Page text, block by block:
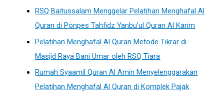
RSQ Baitussalam Menggelar Pelatihan Menghafal Al
Quran di Ponpes Tahfidz Yanbu’ul Quran Al Karim
Pelatihan Menghafal Al Quran Metode Tikrar di
Masjid Raya Bani Umar oleh RSQ Tiara
Rumah Syaamil Quran Al Amin Menyelenggarakan
Pelatihan Menghafal Al Quran di Komplek Pajak